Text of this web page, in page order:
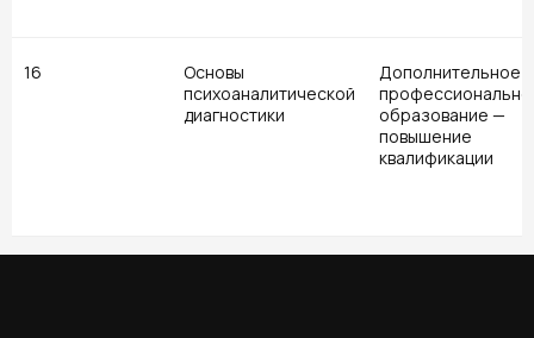
16
Основы
психоаналитической
диагностики
Дополнительное
образование —
повышение
квалификации